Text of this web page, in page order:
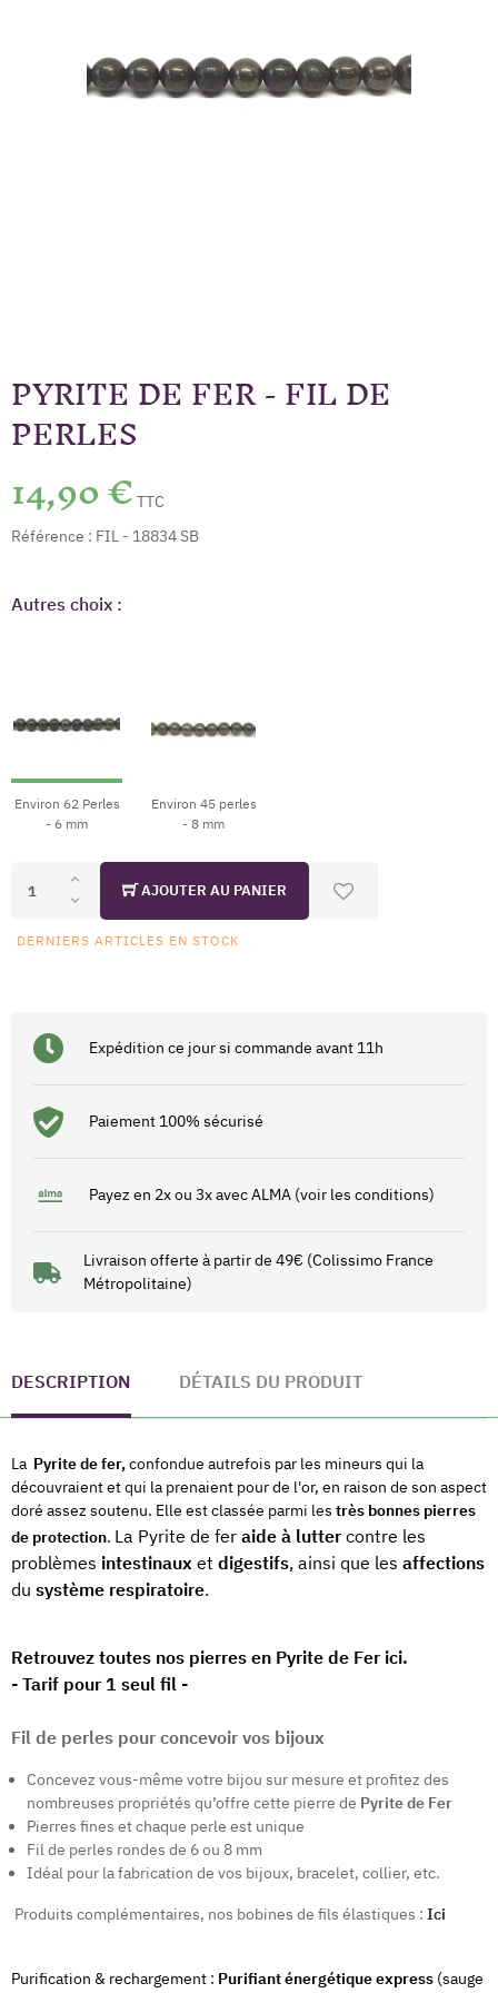
PYRITE DE FER - FIL DE
PERLES
14,90 € TTC
Référence : FIL - 18834 SB
Autres choix :
Environ 62 Perles
- 6 mm
Environ 45 perles
- 8 mm
AJOUTER AU PANIER
DERNIERS ARTICLES EN STOCK
Expédition ce jour si commande avant 11h
Paiement 100% sécurisé
Payez en 2x ou 3x avec ALMA (voir les conditions)
Livraison offerte à partir de 49€ (Colissimo France
Métropolitaine)
DESCRIPTION DÉTAILS DU PRODUIT
La Pyrite de fer,confondue autrefois par les mineurs qui la
découvraient et qui la prenaient pour de l'or, en raison de son aspect
doré assez soutenu. Elle est classée parmi les très bonnes pierres
de protection. La Pyrite de fer aide à lutter contre les
problèmes intestinaux et digestifs, ainsi que les affections
du système respiratoire.
Retrouvez toutes nos pierres en Pyrite de Fer ici.
- Tarif pour 1 seul fil -
Fil de perles pour concevoir vos bijoux
Concevez vous-même votre bijou sur mesure et profitez des
nombreuses propriétés qu’offre cette pierre de Pyrite de Fer
Pierres fines et chaque perle est unique
Fil de perles rondes de 6 ou 8 mm
Idéal pour la fabrication de vos bijoux, bracelet, collier, etc.
Produits complémentaires, nos bobines de fils élastiques : Ici
Purification & rechargement : Purifiant énergétique express (sauge